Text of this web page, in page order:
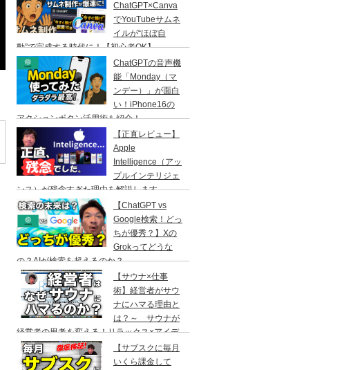
ChatGPT×Canva
でYouTubeサムネ
イルが“ほぼ自
動”で完成する時代に！【初心者OK】
ChatGPTの音声機
能「Monday（マ
ンデー）」が面白
い！iPhone16の
アクションボタン活用術も紹介！
【正直レビュー】
Apple
Intelligence（アッ
プルインテリジェ
ンス）が残念すぎた理由を解説します
【ChatGPT vs
Google検索！どっ
ちが優秀？】Xの
Grokってどうな
の？AIが検索を超えるのか？
【サウナ×仕事
術】経営者がサウ
ナにハマる理由と
は？～ サウナが
経営者の思考を変える！リラックス×アイデ
ア創出の最強ツール ～
【サブスクに毎月
いくら課金して